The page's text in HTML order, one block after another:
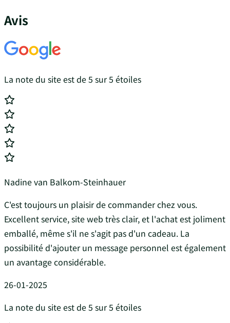
Avis
La note du site est de 5 sur 5 étoiles
Nadine van Balkom-Steinhauer
C'est toujours un plaisir de commander chez vous.
Excellent service, site web très clair, et l'achat est joliment
emballé, même s'il ne s'agit pas d'un cadeau. La
possibilité d'ajouter un message personnel est également
un avantage considérable.
26-01-2025
La note du site est de 5 sur 5 étoiles